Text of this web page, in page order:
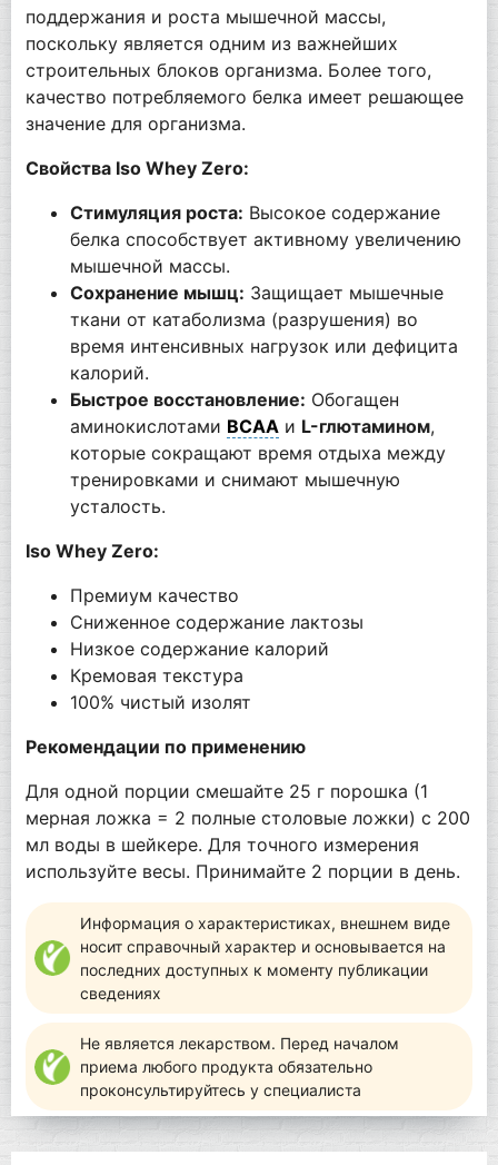
поддержания и роста мышечной массы,
поскольку является одним из важнейших
строительных блоков организма. Более того,
качество потребляемого белка имеет решающее
значение для организма.
Свойства Iso Whey Zero:
Стимуляция роста: Высокое содержание
белка способствует активному увеличению
мышечной массы.
Сохранение мышц: Защищает мышечные
ткани от катаболизма (разрушения) во
время интенсивных нагрузок или дефицита
калорий.
Быстрое восстановление: Обогащен
аминокислотами BCAAи L-глютамином,
которые сокращают время отдыха между
тренировками и снимают мышечную
усталость.
Iso Whey Zero:
Премиум качество
Сниженное содержание лактозы
Низкое содержание калорий
Кремовая текстура
100% чистый изолят
Рекомендации по применению
Для одной порции смешайте 25 г порошка (1
мерная ложка = 2 полные столовые ложки) с 200
мл воды в шейкере. Для точного измерения
используйте весы. Принимайте 2 порции в день.
Информация о характеристиках, внешнем виде
носит справочный характер и основывается на
последних доступных к моменту публикации
сведениях
Не является лекарством. Перед началом
приема любого продукта обязательно
проконсультируйтесь у специалиста